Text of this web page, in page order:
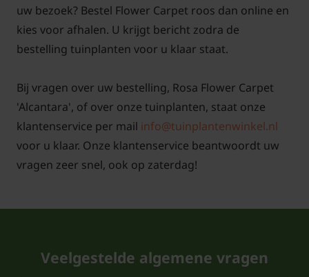
Rosa Flower Carpet 'Alcantara'
snoeien en onderhouden
Onderhoud van rozen lijkt moeilijk maar is het zeker
niet. Iedereen kan elk jaar weer genieten van mooie
gezonde planten die de hele zomer de meest
prachtige bloemen geven. Om u hierbij te helpen,
hebben we op Tuinplantenwinkel.nl een artikel
u jaren genieten van uw nieuwe aanwinst!
uw bezoek? Bestel Flower Carpet roos dan online en
kies voor afhalen. U krijgt bericht zodra de
bestelling tuinplanten voor u klaar staat.
Bij vragen over uw bestelling, Rosa Flower Carpet
'Alcantara', of over onze tuinplanten, staat onze
klantenservice per mail info@tuinplantenwinkel.nl
voor u klaar. Onze klantenservice beantwoordt uw
vragen zeer snel, ook op zaterdag!
Veelgestelde algemene vragen